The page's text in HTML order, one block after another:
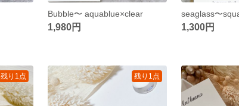
Bubble〜 aquablue×clear
1,980円
seaglass〜
1,300円
残り1点 残り1点